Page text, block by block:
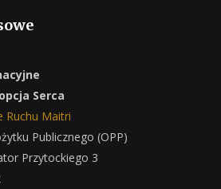
Serca
Ruchu Maitri
Publicznego (OPP)
Przytockiego 3